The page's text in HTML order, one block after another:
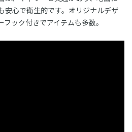
安心で衛生的です。オリジナルデザ
ック付きでアイテムも多数。